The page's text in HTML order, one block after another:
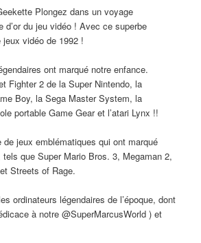
Plongez dans un voyage
d’or du jeu vidéo ! Avec ce superbe
vidéo de 1992 !
ont marqué notre enfance.
Fighter 2 de la Super Nintendo, la
Boy, la Sega Master System, la
portable Game Gear et l’atari Lynx !!
de jeux emblématiques qui ont marqué
que Super Mario Bros. 3, Megaman 2,
Streets of Rage.
ordinateurs légendaires de l’époque, dont
à notre @SuperMarcusWorld ) et